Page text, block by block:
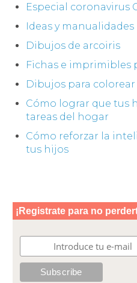
Especial coronavirus
Ideas y
Dibujos de arcoiris
Fichas e imprimibles
Dibujos para colorear
Cómo lograr que tus
tareas del hogar
Cómo reforzar la
tus hijos